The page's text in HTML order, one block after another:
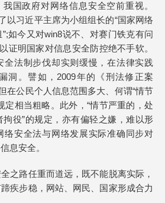
我国政府对网络信息安全空前重视。
以习近平主席为小组组长的“国家网络
如今又对win8说不、对赛门铁克有问
证明国家对信息安全防控绝不手软。
全法制步伐却实则缓慢，在法律实践
洞。譬如，2009年的《刑法修正案
在公民个人信息范围多大、何谓“情节
定相当粗略。此外，“情节严重的，处
役”的规定，亦有偏轻之嫌，难以形
络安全法与网络发展实际准确同步对
息安全。
之路任重而道远，既不能脱离实际，
疾步稳，网站、网民、国家形成合力